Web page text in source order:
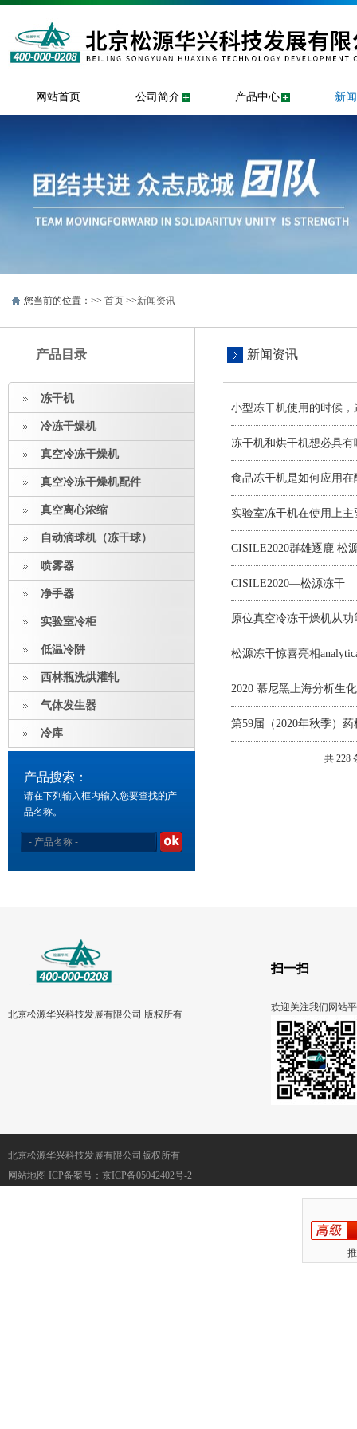
网站首页 公司简介 产品中心 新
您当前的位置：>> 首页 >>新闻资讯
产品目录
冻干机
冷冻干燥机
真空冷冻干燥机
真空冷冻干燥机配件
真空离心浓缩
自动滴球机（冻干球）
喷雾器
净手器
实验室冷柜
低温冷阱
西林瓶洗烘灌轧
气体发生器
冷库
产品搜索：
请在下列输入框内输入您要查找的产
品名称。
新闻资讯
小型冻干机使用的时候
冻干机和烘干机想必具有
食品冻干机是如何应用
实验室冻干机在使用上
CISILE2020群雄逐鹿 松
CISILE2020—松源冻干
原位真空冷冻干燥机从
松源冻干惊喜亮相
2020 慕尼黑上海分析生
第59届（2020年秋季）
共 228
北京松源华兴科技发展有限公司 版权所有
扫一扫
欢迎关注我们网站
北京松源华兴科技发展有限公司版权所有
网站地图 ICP备案号： 京ICP备05042402号-2